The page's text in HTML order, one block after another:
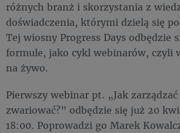
różnych branż i skorzystania z
doświadczenia, którymi dzielą się
Tej wiosny Progress Days odbędzie
formule, jako cykl webinarów, czyli
na żywo.
Pierwszy webinar pt. „Jak
zwariować?” odbędzie się już 20
18:00. Poprowadzi go Marek